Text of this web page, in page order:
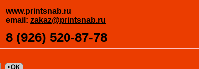
www.printsnab.ru
email: zakaz@printsnab.ru
8 (926) 520-87-78